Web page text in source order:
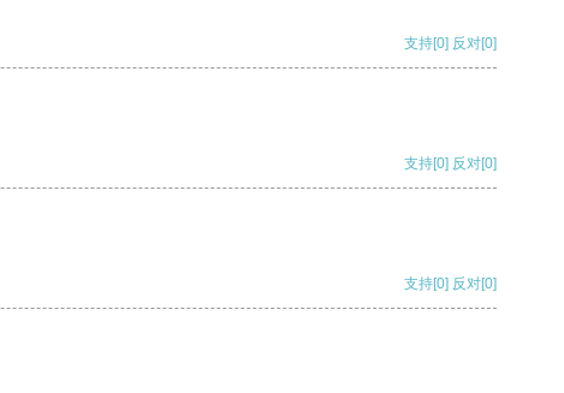
支持[0] 反对[0]
支持[0] 反对[0]
支持[0] 反对[0]